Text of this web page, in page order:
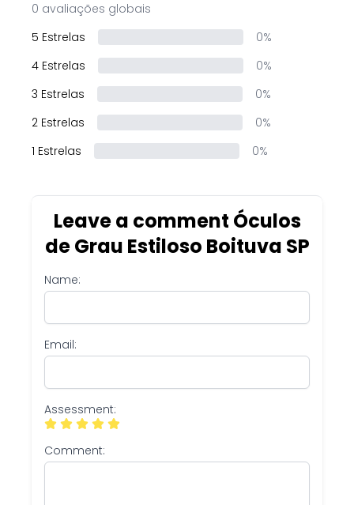
0 avaliações globais
5 Estrelas
0%
4 Estrelas
0%
3 Estrelas
0%
2 Estrelas
0%
1 Estrelas
0%
Leave a comment Óculos
de Grau Estiloso Boituva SP
Name:
Email:
Assessment:
Comment: